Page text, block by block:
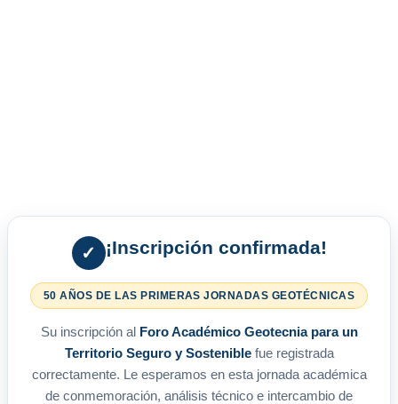
✓ ¡Inscripción confirmada!
50 AÑOS DE LAS PRIMERAS JORNADAS GEOTÉCNICAS
Su inscripción al Foro Académico Geotecnia para un
Territorio Seguro y Sosteniblefue registrada
correctamente. Le esperamos en esta jornada académica
de conmemoración, análisis técnico e intercambio de